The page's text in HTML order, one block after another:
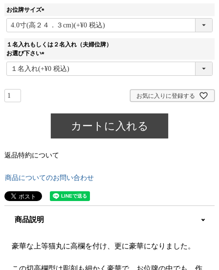
お位牌サイズ
(
必
)
１名入れもしくは２名入れ（夫婦位牌）
お選び下さい
(
必
お気に入りに登録する
カートに入れる
返品特約について
商品についてのお問い合わせ
商品説明
豪華な上等猫丸に高欄を付け、更に豪華になりました。